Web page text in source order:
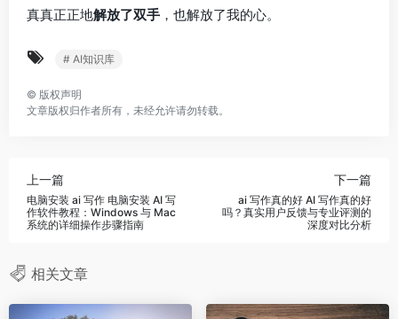
真真正正地解放了双手 ，也解放了我的心。
# AI知识库
© 版权声明
文章版权归作者所有，未经允许请勿转载。
上一篇
电脑安装 ai 写作 电脑安装 AI 写
作软件教程：Windows 与 Mac
系统的详细操作步骤指南
下一篇
ai 写作真的好 AI 写作真的好
吗？真实用户反馈与专业评测的
深度对比分析
相关文章